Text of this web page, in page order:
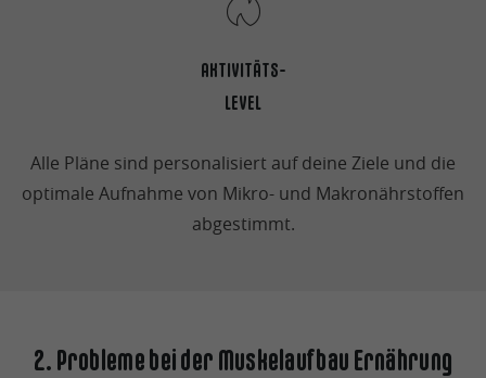
AKTIVITÄTS-
LEVEL
Alle Pläne sind personalisiert auf deine Ziele und die
optimale Aufnahme von Mikro- und Makronährstoffen
abgestimmt.
2. Probleme bei der Muskelaufbau Ernährung